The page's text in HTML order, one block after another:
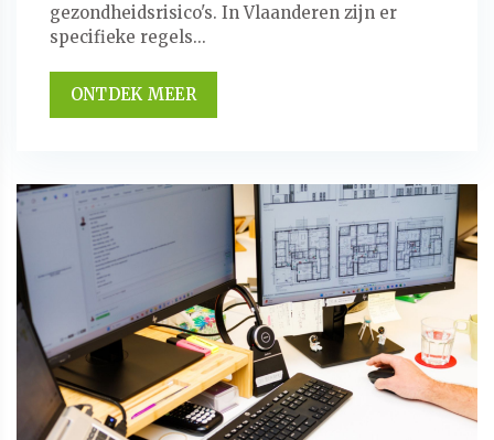
gezondheidsrisico's. In Vlaanderen zijn er
specifieke regels...
ONTDEK MEER